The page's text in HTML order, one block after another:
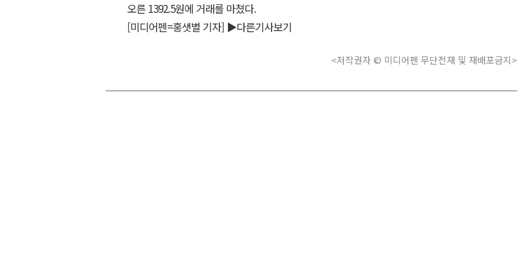
오른 1392.5원에 거래를 마쳤다.
[미디어펜=홍샛별 기자] ▶다른기사보기
<저작권자 © 미디어펜 무단전재 및 재배포금지>